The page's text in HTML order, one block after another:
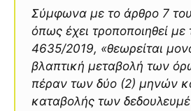
Σύμφωνα με το άρθρο 7
όπως έχει τροποποιηθεί με
4635/2019, «θεωρείται
βλαπτική μεταβολή των
πέραν των δύο (2) μηνών
καταβολής των